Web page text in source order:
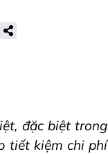
đặc biệt trong
tiết kiệm chi phí